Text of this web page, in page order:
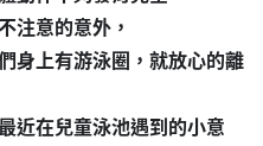
注意的意外，
身上有游泳圈，就放心的離
近在兒童泳池遇到的小意